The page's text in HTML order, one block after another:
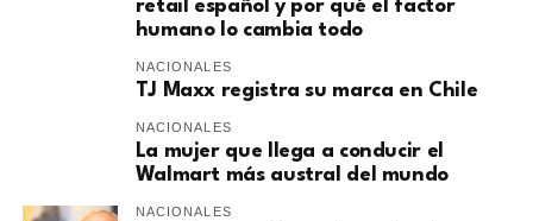
retail español y por qué el factor
humano lo cambia todo
NACIONALES
TJ Maxx registra su marca en Chile
NACIONALES
La mujer que llega a conducir el
Walmart más austral del mundo
NACIONALES